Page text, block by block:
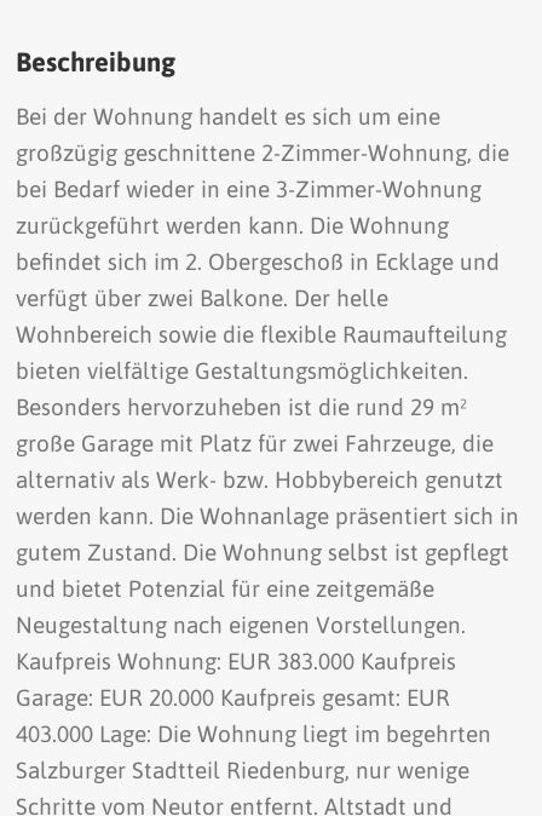
Beschreibung
Bei der Wohnung handelt es sich um eine
großzügig geschnittene 2-Zimmer-Wohnung, die
bei Bedarf wieder in eine 3-Zimmer-Wohnung
zurückgeführt werden kann. Die Wohnung
befindet sich im 2. Obergeschoß in Ecklage und
verfügt über zwei Balkone. Der helle
Wohnbereich sowie die flexible Raumaufteilung
bieten vielfältige Gestaltungsmöglichkeiten.
Besonders hervorzuheben ist die rund 29 m²
große Garage mit Platz für zwei Fahrzeuge, die
alternativ als Werk- bzw. Hobbybereich genutzt
werden kann. Die Wohnanlage präsentiert sich in
gutem Zustand. Die Wohnung selbst ist gepflegt
und bietet Potenzial für eine zeitgemäße
Neugestaltung nach eigenen Vorstellungen.
Kaufpreis Wohnung: EUR 383.000 Kaufpreis
Garage: EUR 20.000 Kaufpreis gesamt: EUR
403.000 Lage: Die Wohnung liegt im begehrten
Salzburger Stadtteil Riedenburg, nur wenige
Schritte vom Neutor entfernt. Altstadt und